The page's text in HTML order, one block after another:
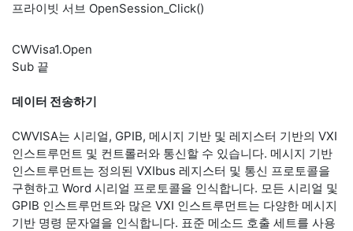
프라이빗 서브 OpenSession_Click()
CWVisa1.Open
Sub 끝
데이터 전송하기
CWVISA는 시리얼, GPIB, 메시지 기반 및 레지스터 기반의 VXI
인스트루먼트 및 컨트롤러와 통신할 수 있습니다. 메시지 기반
인스트루먼트는 정의된 VXIbus 레지스터 및 통신 프로토콜을
구현하고 Word 시리얼 프로토콜을 인식합니다. 모든 시리얼 및
GPIB 인스트루먼트와 많은 VXI 인스트루먼트는 다양한 메시지
기반 명령 문자열을 인식합니다. 표준 메소드 호출 세트를 사용